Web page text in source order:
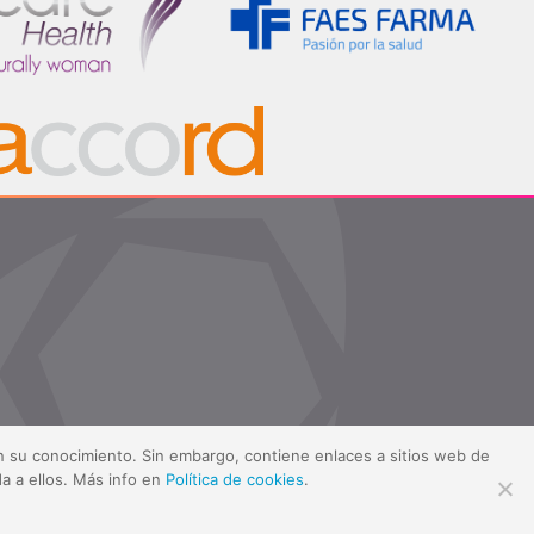
conocimiento. Sin embargo, contiene enlaces a sitios web de
a ellos. Más info en Política de cookies.